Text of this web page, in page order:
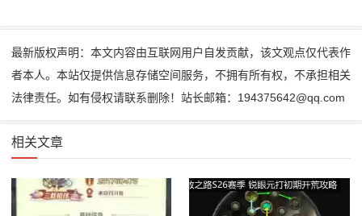
最新版权声明：本文内容由互联网用户自发贡献，该文观点仅代表作
者本人。本站仅提供信息存储空间服务，不拥有所有权，不承担相关
法律责任。如有侵权请联系删除！站长邮箱：194375642@qq.com
相关文章